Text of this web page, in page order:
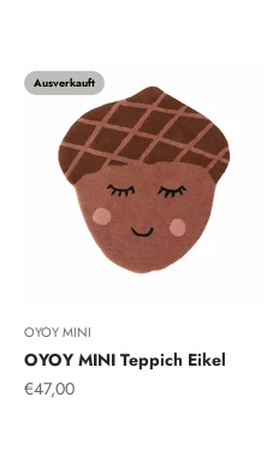
Ausverkauft
OYOY MINI
OYOY MINI Teppich Eikel
Angebot
€47,00